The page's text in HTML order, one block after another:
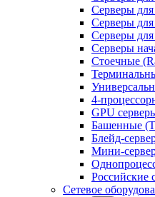
Серверы
Серверы для
Серверы
Серверы
Стоечные
4-
GPU
Башенные
Блейд-
Мини-
Российские
Сетевое